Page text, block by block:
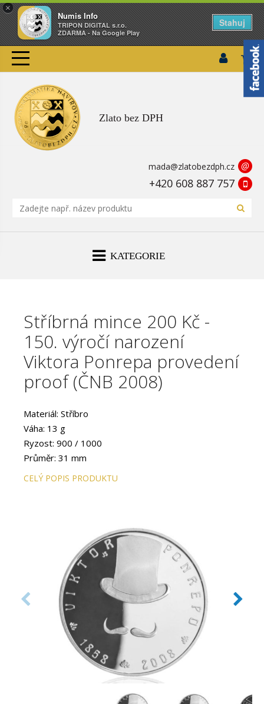
×
Numis Info
TRIPON DIGITAL s.r.o.
ZDARMA - Na Google Play
Stahuj
Zlato bez DPH
mada@zlatobezdph.cz @
+420 608 887 757
KATEGORIE
Stříbrná mince 200 Kč -
150. výročí narození
Viktora Ponrepa provedení
proof (ČNB 2008)
Materiál: Stříbro
Váha: 13 g
Ryzost: 900 / 1000
Průměr: 31 mm
Provedení: PROOF
Číslovaná emise: Ne
Balení kapsle: Ano
Balení: Modrá plastová etue
Nominální hodnota: 200 Kč
Emitent: Česká národní banka
CELÝ POPIS PRODUKTU